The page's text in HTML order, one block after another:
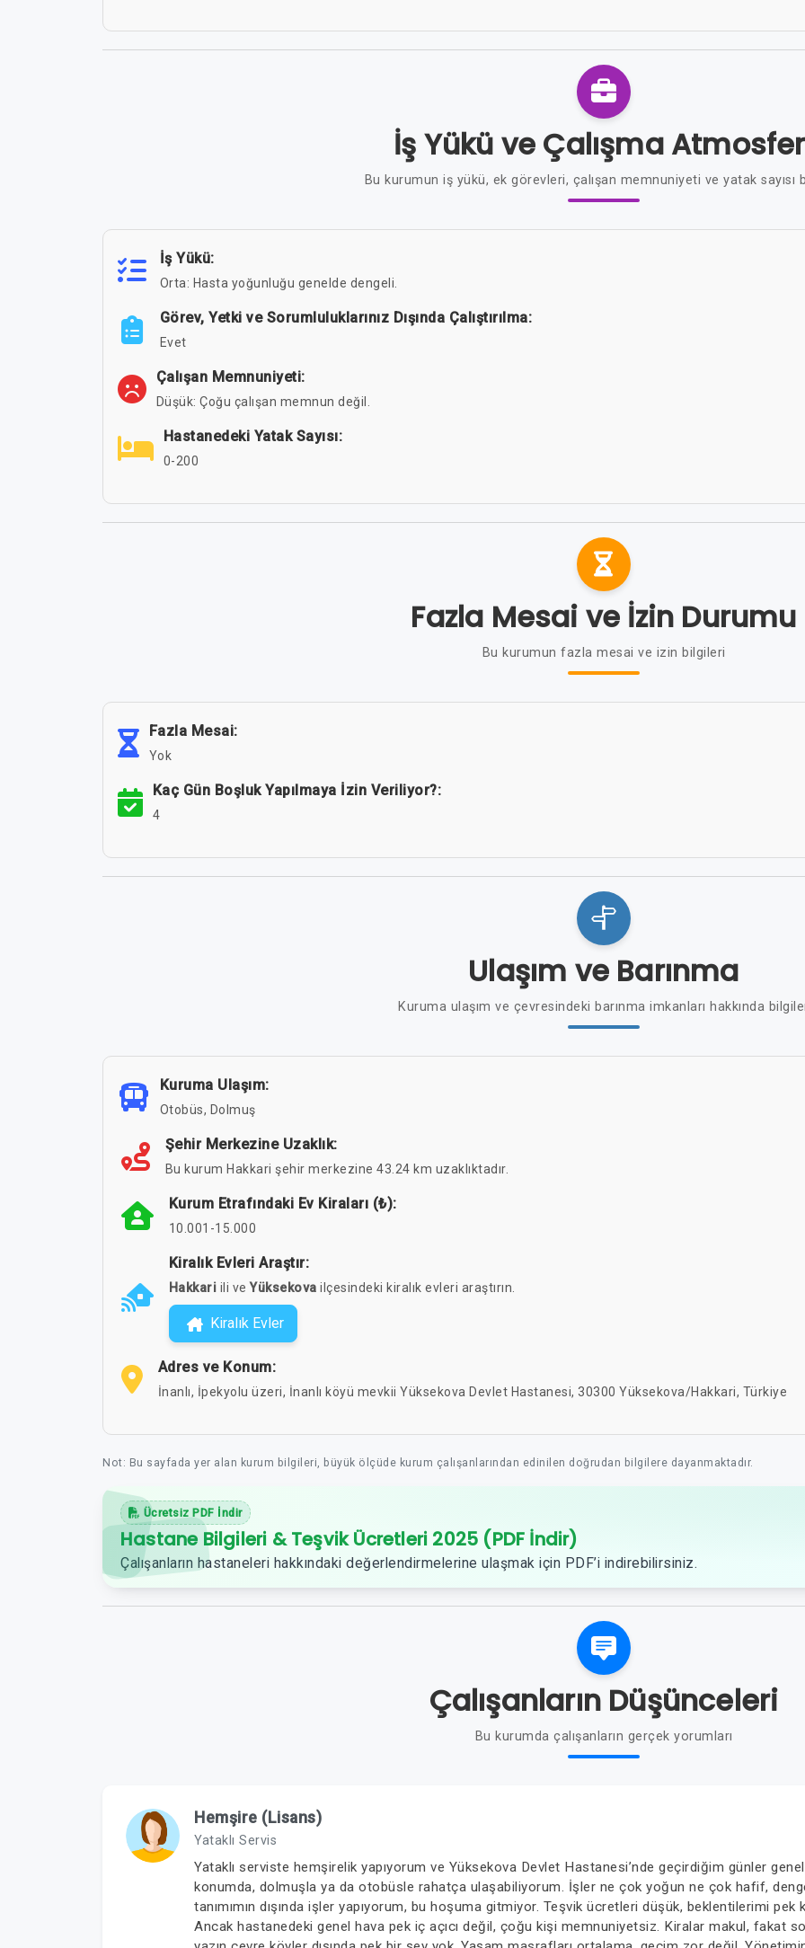
İş Yükü ve Çalışma
Bu kurumun iş yükü, ek görevleri, çalışan memnuniyeti ve yatak sayısı
İş Yükü:
Orta: Hasta yoğunluğu genelde dengeli.
Görev, Yetki ve Sorumluluklarınız Dışında Çalıştırılma:
Evet
Çalışan Memnuniyeti:
Düşük: Çoğu çalışan memnun değil.
Hastanedeki Yatak Sayısı:
0-200
Fazla Mesai ve İzin Durumu
Bu kurumun fazla mesai ve izin bilgileri
Fazla Mesai:
Yok
Kaç Gün Boşluk Yapılmaya İzin Veriliyor?:
4
Ulaşım ve Barınma
Kuruma ulaşım ve çevresindeki barınma imkanları hakkında
Kuruma Ulaşım:
Otobüs, Dolmuş
Şehir Merkezine Uzaklık:
Bu kurum Hakkari şehir merkezine 43.24 km uzaklıktadır.
Kurum Etrafındaki Ev Kiraları (₺):
10.001-15.000
Kiralık Evleri Araştır:
Hakkari ili ve Yüksekova ilçesindeki kiralık evleri araştırın.
Kiralık Evler
Adres ve Konum:
İnanlı, İpekyolu üzeri, İnanlı köyü mevkii Yüksekova Devlet Hastanesi, 30300 Yüksekova/Hakkari, Türkiye
Not: Bu sayfada yer alan kurum bilgileri, büyük ölçüde kurum çalışanlarından edinilen doğrudan bilgilere dayanmaktadır.
Ücretsiz PDF İndir
Hastane Bilgileri & Teşvik Ücretleri 2025 (PDF İndir)
Çalışanların hastaneleri hakkındaki değerlendirmelerine ulaşmak için PDF’i indirebilirsiniz.
Çalışanların Düşünceleri
Bu kurumda çalışanların gerçek yorumları
Hemşire (Lisans)
Yataklı Servis
Yataklı serviste hemşirelik yapıyorum ve Yüksekova Devlet Hastanesi’nde geçirdiğim günler
konumda, dolmuşla ya da otobüsle rahatça ulaşabiliyorum. İşler ne çok yoğun ne çok hafif,
tanımımın dışında işler yapıyorum, bu hoşuma gitmiyor. Teşvik ücretleri düşük, beklentilerimi
Ancak hastanedeki genel hava pek iç açıcı değil, çoğu kişi memnuniyetsiz. Kiralar makul, fakat